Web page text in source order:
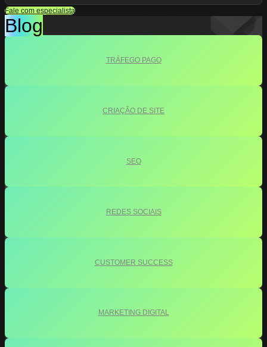
Fale com especialista
Blog
TRÁFEGO PAGO
CRIAÇÃO DE SITE
SEO
REDES SOCIAIS
CUSTOMER SUCCESS
MARKETING DIGITAL